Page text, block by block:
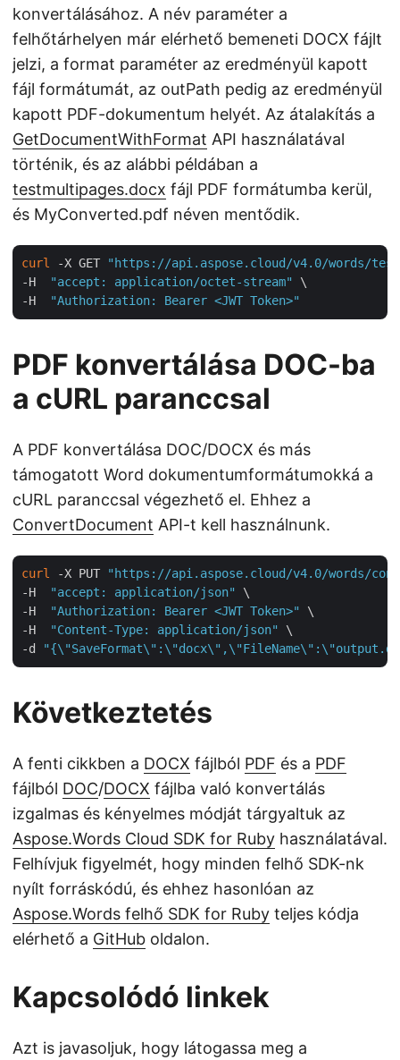
konvertálásához. A név paraméter a
felhőtárhelyen már elérhető bemeneti DOCX fájlt
jelzi, a format paraméter az eredményül kapott
fájl formátumát, az outPath pedig az eredményül
kapott PDF-dokumentum helyét. Az átalakítás a
GetDocumentWithFormat API használatával
történik, és az alábbi példában a
testmultipages.docx fájl PDF formátumba kerül,
és MyConverted.pdf néven mentődik.
curl -X GET
"https://api.aspose.cloud/v4.0/words/
-H
"accept: application/octet-stream"
\
-H
"Authorization: Bearer <JWT Token>"
PDF konvertálása DOC-ba
a cURL paranccsal
A PDF konvertálása DOC/DOCX és más
támogatott Word dokumentumformátumokká a
cURL paranccsal végezhető el. Ehhez a
ConvertDocument API-t kell használnunk.
curl -X PUT
"https://api.aspose.cloud/v4.0/words/
-H
"accept: application/json"
\
-H
"Authorization: Bearer <JWT Token>"
\
-H
"Content-Type: application/json"
\
-d
Következtetés
A fenti cikkben a DOCX fájlból PDF és a PDF
fájlból DOC/DOCX fájlba való konvertálás
izgalmas és kényelmes módját tárgyaltuk az
Aspose.Words Cloud SDK for Ruby használatával.
Felhívjuk figyelmét, hogy minden felhő SDK-nk
nyílt forráskódú, és ehhez hasonlóan az
Aspose.Words felhő SDK for Ruby teljes kódja
elérhető a GitHub oldalon.
Kapcsolódó linkek
Azt is javasoljuk, hogy látogassa meg a